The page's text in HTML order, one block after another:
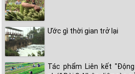
Ước gì thời gian trở lại
Tác phẩm Liên kết